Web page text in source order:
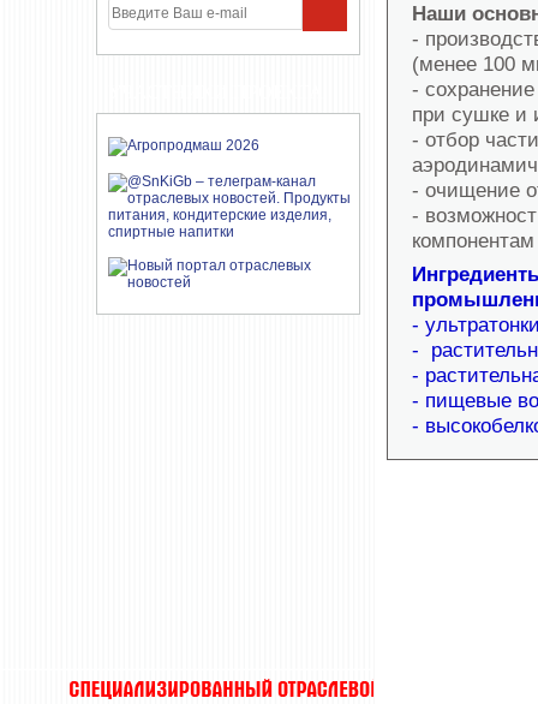
Наши
-
(менее 100
-
при сушке и
- отбор
- очищение
-
-
-
-
- пищевые
-